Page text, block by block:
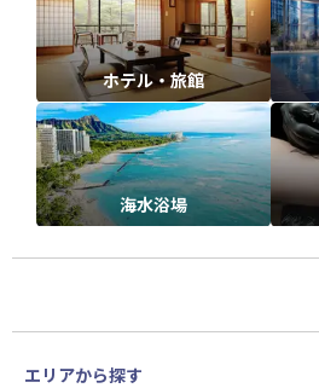
ホテル・旅館
海水浴場
エリアから探す